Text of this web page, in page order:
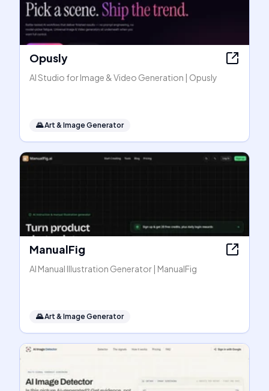
Opusly
AI Studio for Image & Video Generation | Opusly
🌄Art & Image Generator
ManualFig
AI Manual Illustration Generator | ManualFig
🌄Art & Image Generator